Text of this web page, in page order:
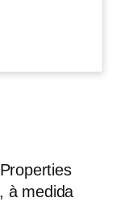
à medida